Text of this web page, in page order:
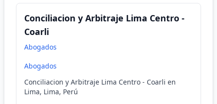
Conciliacion y Arbitraje Lima Centro -
Coarli
Abogados
Abogados
Conciliacion y Arbitraje Lima Centro - Coarli en
Lima, Lima, Perú